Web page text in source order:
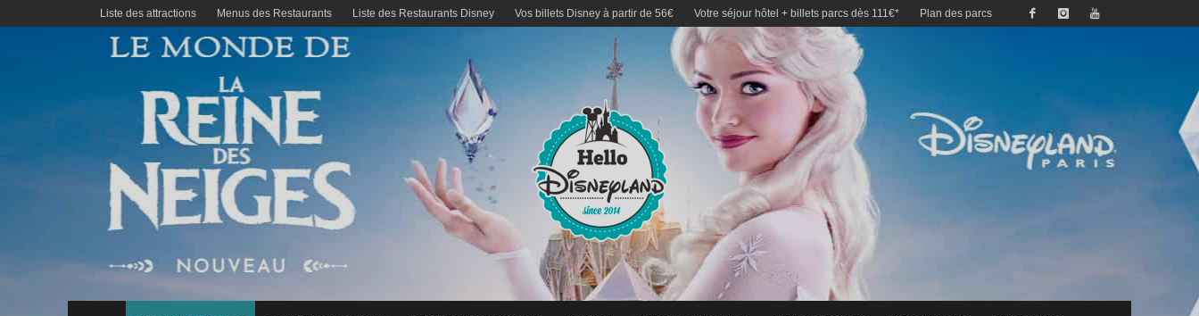
Liste des attractions Menus des Restaurants Liste des Restaurants Disney Vos billets Disney à partir de 56€ Votre séjour hôtel + billets parcs dès 111€* Plan des parcs